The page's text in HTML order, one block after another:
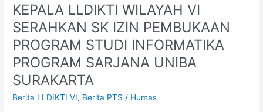
KEPALA LLDIKTI WILAYAH VI
SERAHKAN SK IZIN PEMBUKAAN
PROGRAM STUDI INFORMATIKA
PROGRAM SARJANA UNIBA
SURAKARTA
Berita LLDIKTI VI, Berita PTS / Humas
KEPALA
LLDIKTI
WILAYAH
VI
SERAHKAN
IZIN
PEMBUKAAN